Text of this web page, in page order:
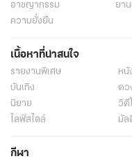
อาชญากรรม
ยา
ความยั่งยืน
เนื้อหาที่น่าสนใจ
รายงานพิเศษ หนั
บันเทิง
ดว
นิยาย
วิดี
ไลฟ์สไตล์
มัล
กีฬา